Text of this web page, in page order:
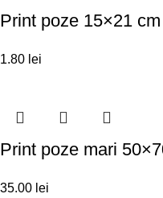
Print poze 15×21 cm
1.80 lei
Print poze mari
35.00 lei